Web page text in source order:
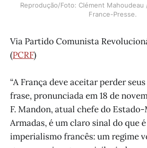
Reprodução/Foto: Clément
France-Presse.
Via Partido Comunista
(PCRF)
“A França deve aceitar perder
frase, pronunciada em 18 de
F. Mandon, atual chefe do
Armadas, é um claro sinal do que
imperialismo francês: um regime